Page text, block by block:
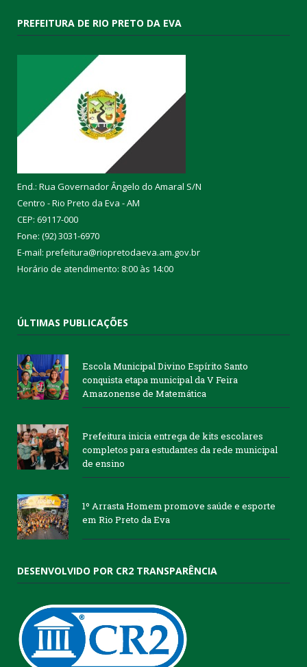
PREFEITURA DE RIO PRETO DA EVA
End.: Rua Governador Ângelo do Amaral S/N
Centro - Rio Preto da Eva - AM
CEP: 69117-000
Fone: (92) 3031-6970
E-mail: prefeitura@riopretodaeva.am.gov.br
Horário de atendimento: 8:00 às 14:00
ÚLTIMAS PUBLICAÇÕES
Escola Municipal Divino Espírito Santo
conquista etapa municipal da V Feira
Amazonense de Matemática
Prefeitura inicia entrega de kits escolares
completos para estudantes da rede municipal
de ensino
1º Arrasta Homem promove saúde e esporte
em Rio Preto da Eva
DESENVOLVIDO POR CR2 TRANSPARÊNCIA